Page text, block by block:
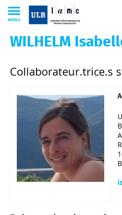
MENU
LAMC FR Membres
Corps
Collaborateur.trice.s scientifique.s
WILHELM
Collaborateur.trice.s